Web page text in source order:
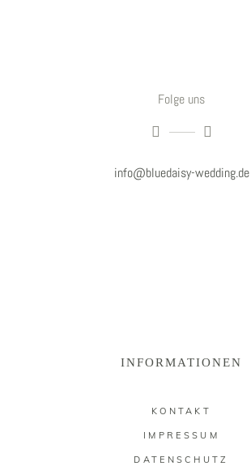
Folge uns
info@bluedaisy-wedding.de
INFORMATIONEN
KONTAKT
IMPRESSUM
DATENSCHUTZ